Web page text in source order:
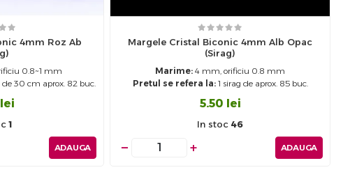
4mm Roz Ab
0.8~1 mm
de 30 cm aprox. 82 buc.
lei
1
ADAUGA
Margele Cristal Biconic 4mm Alb Opac
(sirag)
Marime: 4 mm, orificiu 0.8 mm
Pretul se refera la:1 sirag de aprox. 85 buc.
5.50 lei
In stoc 46
− + ADAUGA